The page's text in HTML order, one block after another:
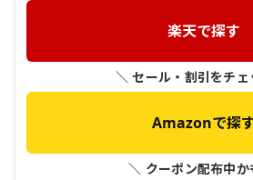
楽天で探す
＼ セール・割引をチ
Amazonで探
＼ クーポン配布中か